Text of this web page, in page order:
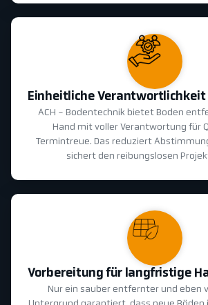
Einheitliche Verantwortlichkeit
ACH - Bodentechnik bietet Boden
Hand mit voller Verantwortung für
Termintreue. Das reduziert
sichert den reibungslosen
Vorbereitung für langfristige
Nur ein sauber entfernter und eben